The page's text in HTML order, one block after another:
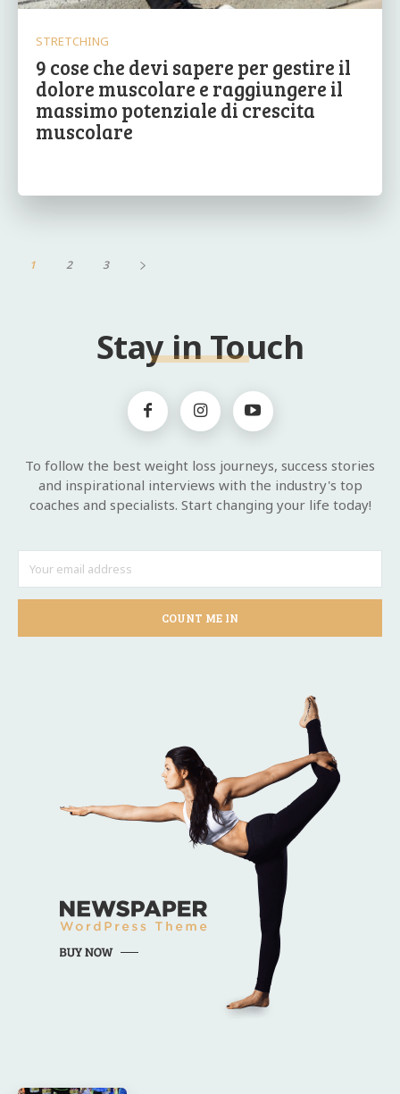
STRETCHING
9 cose che devi sapere per gestire il
dolore muscolare e raggiungere il
massimo potenziale di crescita
muscolare
1 2 3
Stay in Touch
To follow the best weight loss journeys, success stories
and inspirational interviews with the industry's top
coaches and specialists. Start changing your life today!
COUNT ME IN